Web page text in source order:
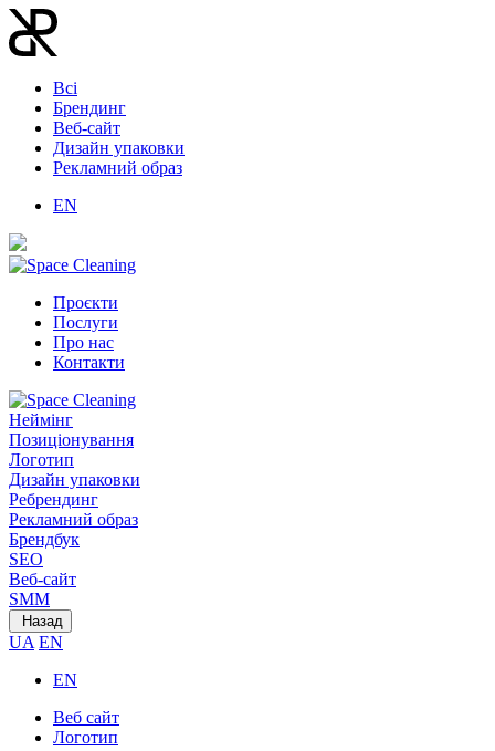
Всі
Брендинг
Веб-сайт
Дизайн упаковки
Рекламний образ
EN
Проєкти
Послуги
Про нас
Контакти
Неймінг
Позиціонування
Логотип
Дизайн упаковки
Ребрендинг
Рекламний образ
Брендбук
SEO
Веб-сайт
SMM
Назад
UA EN
EN
Веб сайт
Логотип